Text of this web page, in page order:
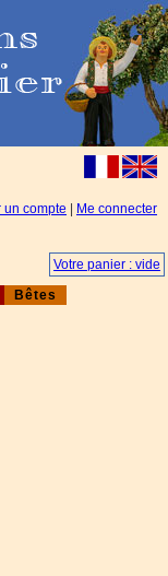
un compte Me connecter
Votre panier : vide
Bêtes